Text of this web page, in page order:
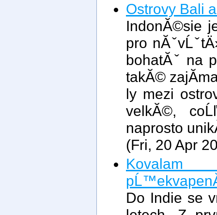
Ostrovy Bali
IndonĂ©sie
pro
bohatĂˇ na
takĂ©
ly mezi
velkĂ©,
naprosto
(Fri, 20 Apr
Kovalam
Do Indie se